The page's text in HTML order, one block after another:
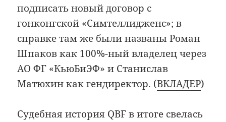
подписать новый договор с
гонконгской «Симтеллидженс»; в
справке там же были названы Роман
Шпаков как 100%-ный владелец через
АО ФГ «КьюБиЭФ» и Станислав
Матюхин как гендиректор. (ВКЛАДЕР)
Судебная история QBF в итоге свелась